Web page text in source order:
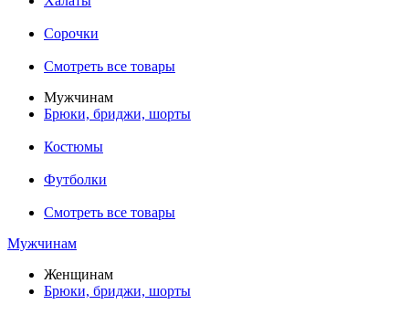
Сорочки
Смотреть все товары
Мужчинам
Брюки, бриджи, шорты
Костюмы
Футболки
Смотреть все товары
Мужчинам
Женщинам
Брюки, бриджи, шорты